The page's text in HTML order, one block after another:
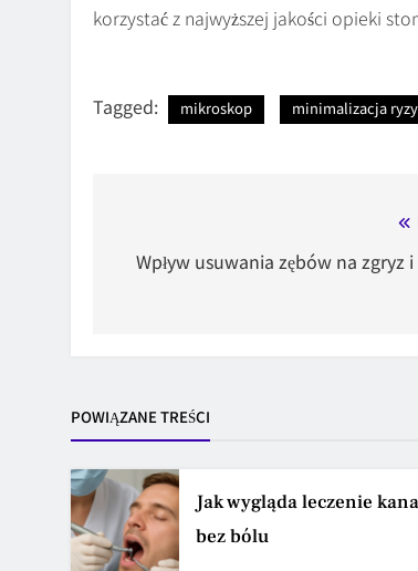
korzystać z najwyższej jakości opieki
Tagged: mikroskop minimalizacja
wpisu
Wpływ usuwania zębów na zgryz
POWIĄZANE TREŚCI
Jak wygląda leczenie
bez bólu